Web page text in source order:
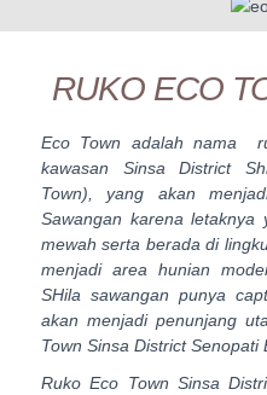
RUKO ECO
Eco Town adalah nama
kawasan Sinsa District
Town), yang akan
Sawangan karena
mewah serta berada di
menjadi area hunian
SHila sawangan punya
akan menjadi penunjang
Town Sinsa District Senopati
Ruko Eco Town Sinsa